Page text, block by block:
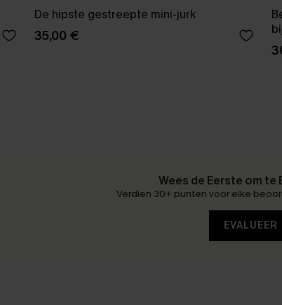
De hipste gestreepte mini-jurk
35,00 €
Wees de Eerste om te
Verdien 30+ punten voor elke
EVALUEER